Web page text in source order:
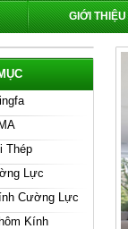
GIỚI THIỆU
Thép
Lực
Cường Lực
Kính